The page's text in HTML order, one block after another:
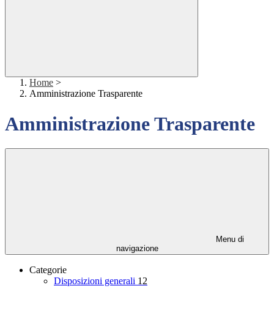
Home >
Amministrazione Trasparente
Amministrazione Trasparente
Menu di
navigazione
Categorie
Disposizioni generali 12